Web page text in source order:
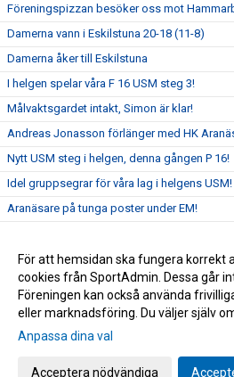
Föreningspizzan besöker oss mot
Damerna vann i Eskilstuna 20-18 (11-8)
Damerna åker till Eskilstuna
I helgen spelar våra F 16 USM steg 3!
Målvaktsgardet intakt, Simon är klar!
Andreas Jonasson förlänger med HK
Nytt USM steg i helgen, denna gången P 16!
Idel gruppsegrar för våra lag i helgens USM!
Aranäsare på tunga poster under EM!
Fyll Lillekärrshallen med Aranäsare!
Gå till Webbversion
För att hemsidan ska fungera korrekt
cookies från SportAdmin. Dessa går
Föreningen kan också använda
eller marknadsföring. Du väljer själv
Anpassa dina val
Acceptera nödvändiga